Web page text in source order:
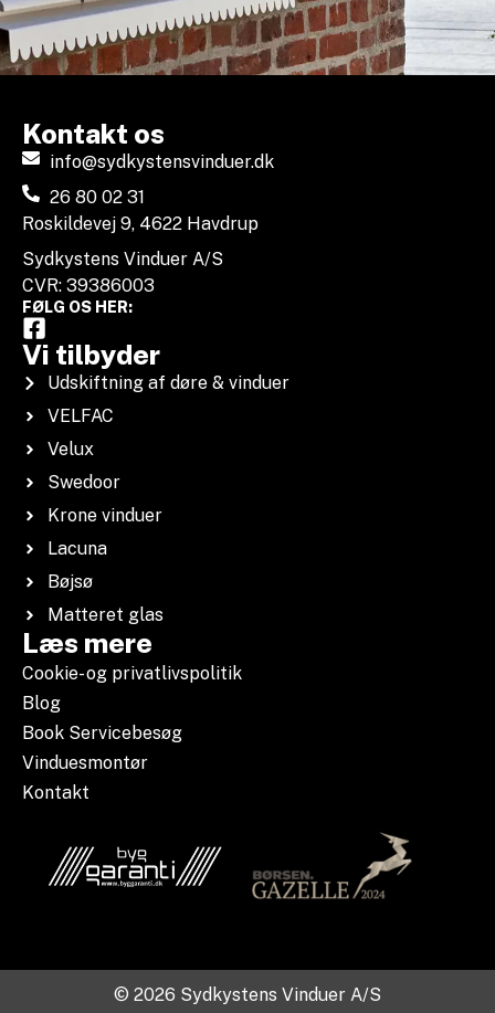
Kontakt os
info@sydkystensvinduer.dk
26 80 02 31
Roskildevej 9, 4622 Havdrup
Sydkystens Vinduer A/S
CVR: 39386003
FØLG OS HER:
Vi tilbyder
Udskiftning af døre & vinduer
VELFAC
Velux
Swedoor
Krone vinduer
Lacuna
Bøjsø
Matteret glas
Læs mere
Cookie- og privatlivspolitik
Blog
Book Servicebesøg
Vinduesmontør
Kontakt
© 2026 Sydkystens Vinduer A/S